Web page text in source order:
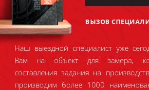
ВЫЗОВ
Наш выездной специалист уже
Вам на объект для замера,
составления задания на
производим более 1000